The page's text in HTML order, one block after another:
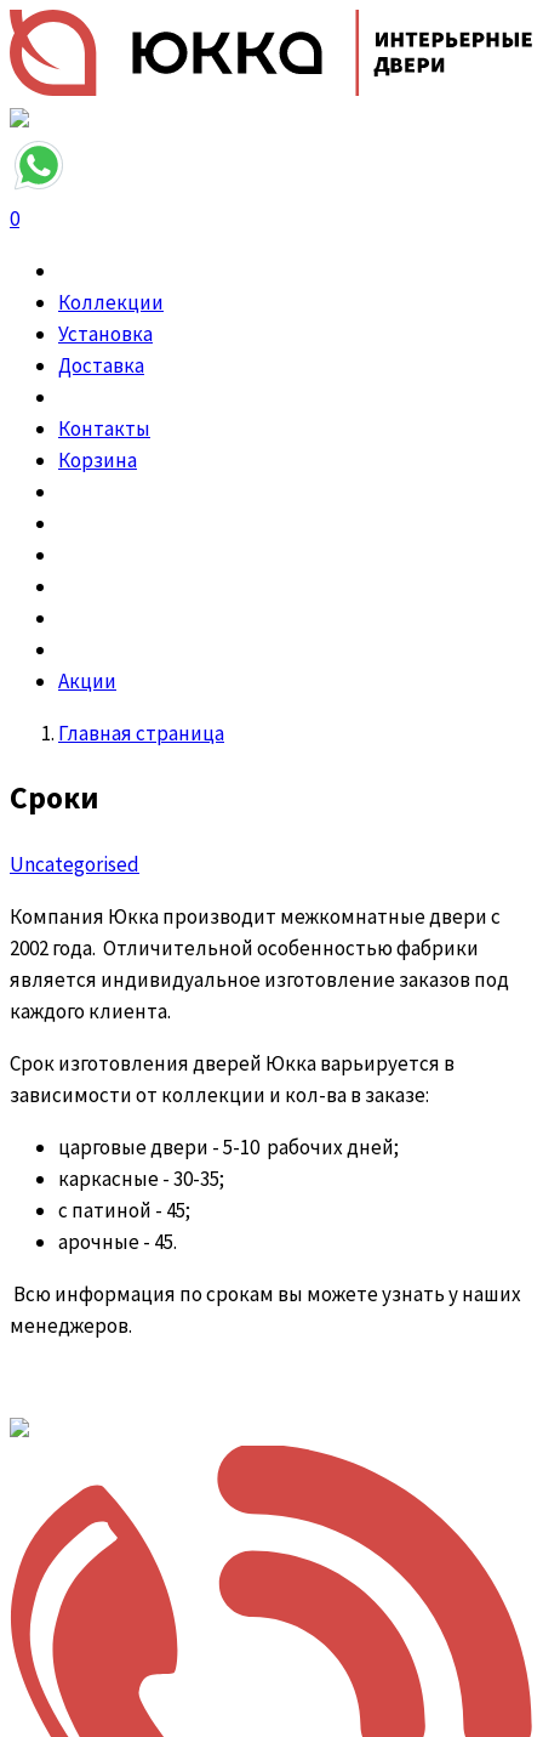
0
Коллекции
Установка
Доставка
Контакты
Корзина
Акции
Главная страница
Сроки
Uncategorised
Компания Юкка производит межкомнатные двери с
2002 года. Отличительной особенностью фабрики
является индивидуальное изготовление заказов под
каждого клиента.
Срок изготовления дверей Юкка варьируется в
зависимости от коллекции и кол-ва в заказе:
царговые двери - 5-10 рабочих дней;
каркасные - 30-35;
с патиной - 45;
арочные - 45.
Всю информация по срокам вы можете узнать у наших
менеджеров.